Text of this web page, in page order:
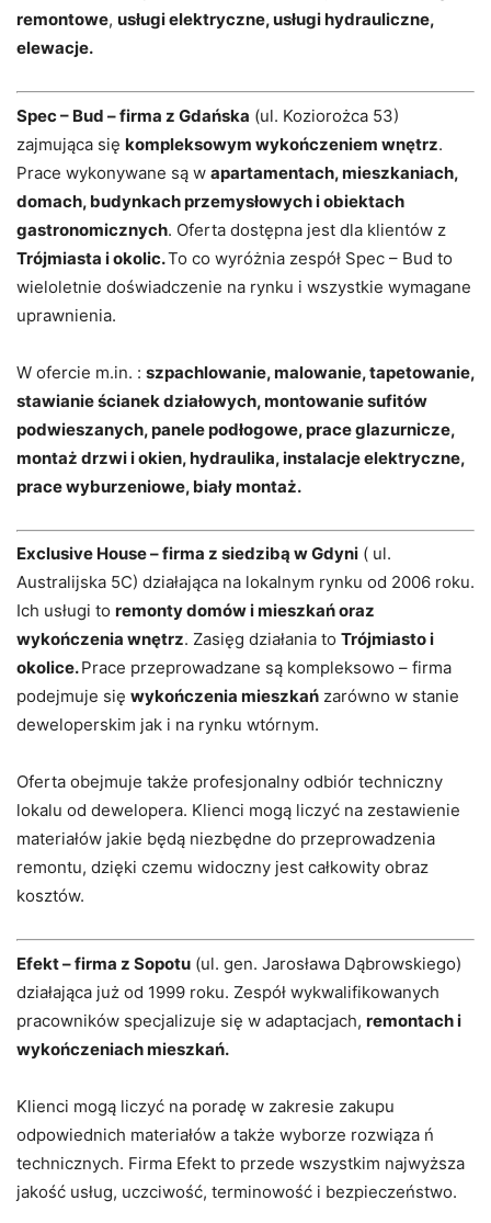
remontowe, usługi elektryczne, usługi hydrauliczne,
elewacje.
Spec – Bud – firma z Gdańska (ul. Koziorożca 53)
zajmująca się kompleksowym wykończeniem wnętrz.
Prace wykonywane są w apartamentach, mieszkaniach,
domach, budynkach przemysłowych i obiektach
gastronomicznych. Oferta dostępna jest dla klientów z
Trójmiasta i okolic.To co wyróżnia zespół Spec – Bud to
wieloletnie doświadczenie na rynku i wszystkie wymagane
uprawnienia.
W ofercie m.in. : szpachlowanie, malowanie, tapetowanie,
stawianie ścianek działowych, montowanie sufitów
podwieszanych, panele podłogowe, prace glazurnicze,
montaż drzwi i okien, hydraulika, instalacje elektryczne,
prace wyburzeniowe, biały montaż.
Exclusive House – firma z siedzibą w Gdyni ( ul.
Australijska 5C) działająca na lokalnym rynku od 2006 roku.
Ich usługi to remonty domów i mieszkań oraz
wykończenia wnętrz. Zasięg działania to Trójmiasto i
okolice.Prace przeprowadzane są kompleksowo – firma
podejmuje się wykończenia mieszkań zarówno w stanie
deweloperskim jak i na rynku wtórnym.
Oferta obejmuje także profesjonalny odbiór techniczny
lokalu od dewelopera. Klienci mogą liczyć na zestawienie
materiałów jakie będą niezbędne do przeprowadzenia
remontu, dzięki czemu widoczny jest całkowity obraz
kosztów.
Efekt – firma z Sopotu (ul. gen. Jarosława Dąbrowskiego)
działająca już od 1999 roku. Zespół wykwalifikowanych
pracowników specjalizuje się w adaptacjach, remontach i
wykończeniach mieszkań.
Klienci mogą liczyć na poradę w zakresie zakupu
odpowiednich materiałów a także wyborze rozwiąza ń
technicznych. Firma Efekt to przede wszystkim najwyższa
jakość usług, uczciwość, terminowość i bezpieczeństwo.